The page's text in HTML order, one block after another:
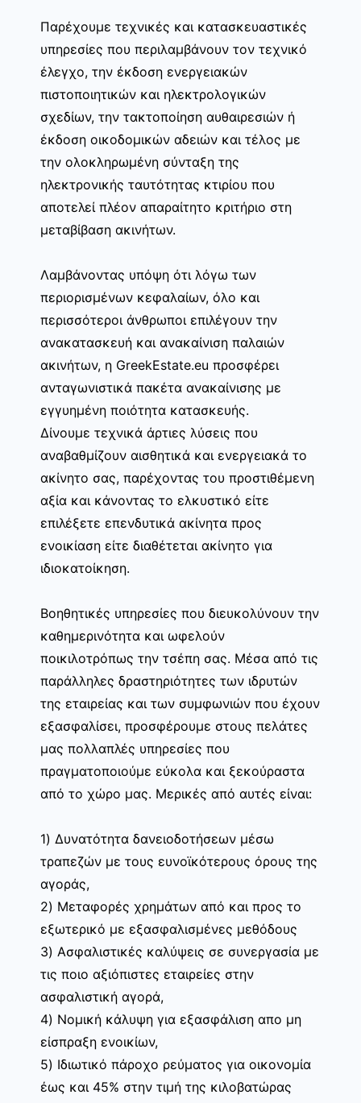
Παρέχουμε τεχνικές και κατασκευαστικές
υπηρεσίες που περιλαμβάνουν τον τεχνικό
έλεγχο, την έκδοση ενεργειακών
πιστοποιητικών και ηλεκτρολογικών
σχεδίων, την τακτοποίηση αυθαιρεσιών ή
έκδοση οικοδομικών αδειών και τέλος με
την ολοκληρωμένη σύνταξη της
ηλεκτρονικής ταυτότητας κτιρίου που
αποτελεί πλέον απαραίτητο κριτήριο στη
μεταβίβαση ακινήτων.
Λαμβάνοντας υπόψη ότι λόγω των
περιορισμένων κεφαλαίων, όλο και
περισσότεροι άνθρωποι επιλέγουν την
ανακατασκευή και ανακαίνιση παλαιών
ακινήτων, η GreekEstate.eu προσφέρει
ανταγωνιστικά πακέτα ανακαίνισης με
εγγυημένη ποιότητα κατασκευής.
Δίνουμε τεχνικά άρτιες λύσεις που
αναβαθμίζουν αισθητικά και ενεργειακά το
ακίνητο σας, παρέχοντας του προστιθέμενη
αξία και κάνοντας το ελκυστικό είτε
επιλέξετε επενδυτικά ακίνητα προς
ενοικίαση είτε διαθέτεται ακίνητο για
ιδιοκατοίκηση.
Βοηθητικές υπηρεσίες που διευκολύνουν την
καθημερινότητα και ωφελούν
ποικιλοτρόπως την τσέπη σας. Μέσα από τις
παράλληλες δραστηριότητες των ιδρυτών
της εταιρείας και των συμφωνιών που έχουν
εξασφαλίσει, προσφέρουμε στους πελάτες
μας πολλαπλές υπηρεσίες που
πραγματοποιούμε εύκολα και ξεκούραστα
από το χώρο μας. Μερικές από αυτές είναι:
1) Δυνατότητα δανειοδοτήσεων μέσω
τραπεζών με τους ευνοϊκότερους όρους της
αγοράς,
2) Μεταφορές χρημάτων από και προς το
εξωτερικό με εξασφαλισμένες μεθόδους
3) Ασφαλιστικές καλύψεις σε συνεργασία με
τις ποιο αξιόπιστες εταιρείες στην
ασφαλιστική αγορά,
4) Νομική κάλυψη για εξασφάλιση απο μη
είσπραξη ενοικίων,
5) Ιδιωτικό πάροχο ρεύματος για οικονομία
έως και 45% στην τιμή της κιλοβατώρας